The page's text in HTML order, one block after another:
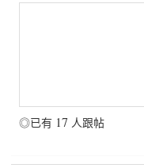
◎已有 17 人跟帖